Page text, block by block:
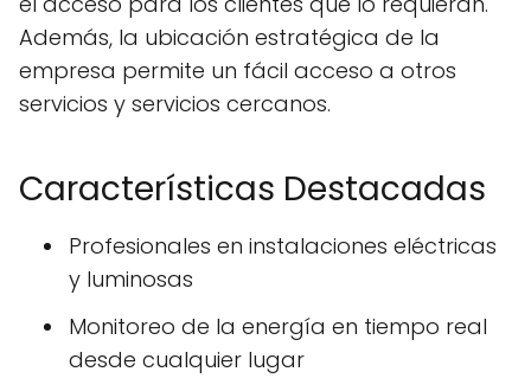
Además, la ubicación estratégica de la
empresa permite un fácil acceso a otros
servicios y servicios cercanos.
Características Destacadas
Profesionales en instalaciones eléctricas
y luminosas
Monitoreo de la energía en tiempo real
desde cualquier lugar